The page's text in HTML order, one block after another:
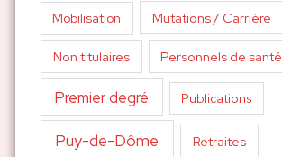
Mobilisation Mutations / Carrière
Non titulaires Personnels de santé
Premier degré Publications
Puy-de-Dôme Retraites